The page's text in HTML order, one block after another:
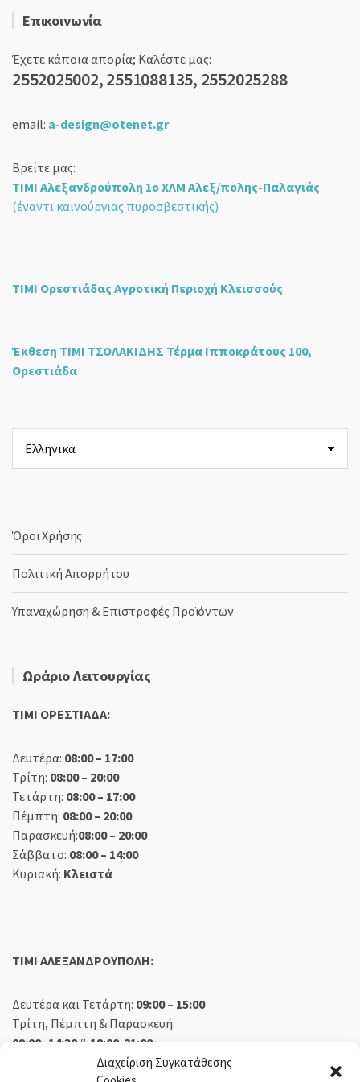
Διαχείριση Συγκατάθεσης
Επικοινωνία
Έχετε κάποια απορία; Καλέστε μας:
2552025002, 2551088135, 2552025288
email: a-design@otenet.gr
Βρείτε μας:
ΤΙΜΙ Αλεξανδρούπολη 1ο ΧΛΜ Αλεξ/πολης-Παλαγιάς
(έναντι καινούργιας πυροσβεστικής)
ΤΙΜΙ Ορεστιάδας Αγροτική Περιοχή Κλεισσούς
Έκθεση ΤΙΜΙ ΤΣΟΛΑΚΙΔΗΣ Τέρμα Ιπποκράτους 100,
Ορεστιάδα
μια
γλώσσα
Όροι Χρήσης
Πολιτική Απορρήτου
Υπαναχώρηση & Επιστροφές Προϊόντων
Ωράριο Λειτουργίας
TIMI ΟΡΕΣΤΙΑΔΑ:
Δευτέρα: 08:00 – 17:00
Τρίτη: 08:00 – 20:00
Τετάρτη: 08:00 – 17:00
Πέμπτη: 08:00 – 20:00
Παρασκευή:08:00 – 20:00
Σάββατο: 08:00 – 14:00
Κυριακή: Κλειστά
TIMI ΑΛΕΞΑΝΔΡΟΥΠΟΛΗ:
Δευτέρα και Τετάρτη: 09:00 – 15:00
Τρίτη, Πέμπτη & Παρασκευή:
09:00 -14:30 & 18:00-21:00
09:00 – 14:30